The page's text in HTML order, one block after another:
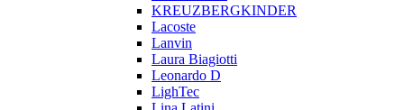
KREUZBERGKINDER
Lacoste
Lanvin
Laura Biagiotti
Leonardo D
LighTec